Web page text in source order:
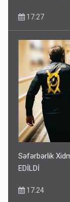
17:27
Səfərbərlik
EDİLDİ
17:24